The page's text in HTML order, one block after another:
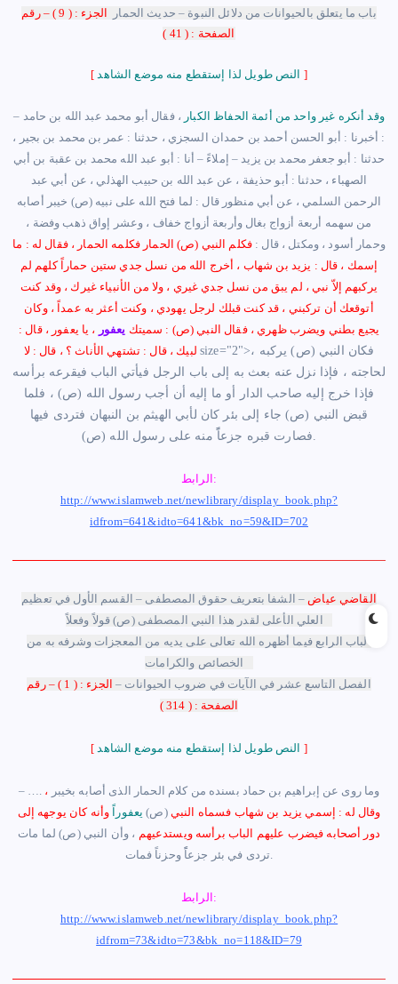
باب ما يتعلق بالحيوانات من دلائل النبوة – حديث الحمار
الجزء : ( 9 ) – رقم
الصفحة : ( 41 )
[ النص طويل لذا إستقطع منه موضع الشاهد ]
– وقد أنكره غير واحد من أئمة الحفاظ الكبار ، فقال أبو محمد عبد الله بن حامد
: أخبرنا : أبو الحسن أحمد بن حمدان السجزي ، حدثنا : عمر بن محمد بن بجير ،
حدثنا : أبو جعفر محمد بن يزيد – إملاءً – أنا : أبو عبد الله محمد بن عقبة بن أبي
الصهباء ، حدثنا : أبو حذيفة ، عن عبد الله بن حبيب الهذلي ، عن أبي عبد
الرحمن السلمي ، عن أبي منظور قال : لما فتح الله على نبيه (ص) خيبر أصابه
من سهمه أربعة أزواج بغال وأربعة أزواج خفاف ، وعشر إواق ذهب وفضة ،
وحمار أسود ، ومكتل ، قال : فكلم النبي (ص) الحمار فكلمه الحمار ، فقال له : ما
إسمك ، قال : يزيد بن شهاب ، أخرج الله من نسل جدي ستين حماراً كلهم لم
يركبهم إلاّ نبي ، لم يبق من نسل جدي غيري ، ولا من الأنبياء غيرك ، وقد كنت
أتوقعك أن تركبني ، قد كنت قبلك لرجل يهودي ، وكنت أعثر به عمداً ، وكان
يجيع بطني ويضرب ظهري ، فقال النبي (ص) : سميتك يعفور ، يا يعفور ، قال :
size="2">، فكان النبي (ص) يركبه
لحاجته ، فإذا نزل عنه بعث به إلى باب الرجل فيأتي الباب فيقرعه برأسه
فإذا خرج إليه صاحب الدار أو ما إليه أن أجب رسول الله (ص) ، فلما
قبض النبي (ص) جاء إلى بئر كان لأبي الهيثم بن النبهان فتردى فيها
الرابط:
http://www.islamweb.net/newlibrary/display_book.php?
idfrom=641&idto=641&bk_no=59&ID=702
القاضي عياض – الشفا بتعريف حقوق المصطفى – القسم الأول في تعظيم
الباب الرابع فيما أظهره الله تعالى على يديه من المعجزات وشرفه به من
الفصل التاسع عشر في الآيات في ضروب الحيوانات –
الجزء : ( 1 ) – رقم
الصفحة : ( 314 )
[ النص طويل لذا إستقطع منه موضع الشاهد ]
– …. وما روى عن إبراهيم بن حماد بسنده من كلام الحمار الذى أصابه بخيبر ،
وقال له : إسمي يزيد بن شهاب فسماه النبي(ص) يعفوراً وأنه كان يوجهه إلى
دور أصحابه فيضرب عليهم الباب برأسه ويستدعيهم ، وأن النبي (ص) لما مات
تردىفي بئر جزعاًً وحزناً فمات.
الرابط:
http://www.islamweb.net/newlibrary/display_book.php?
idfrom=73&idto=73&bk_no=118&ID=79